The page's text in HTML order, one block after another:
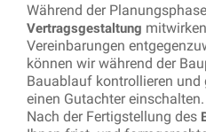
Während der
Vertragsgestaltung
Vereinbarungen
können wir während der
Bauablauf kontrollieren und
einen Gutachter einschalten.
Nach der Fertigstellung des